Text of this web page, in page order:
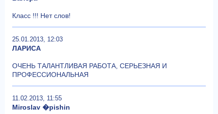
Класс !!! Нет слов!
25.01.2013, 12:03
ЛАРИСА
ОЧЕНЬ ТАЛАНТЛИВАЯ РАБОТА, СЕРЬЕЗНАЯ И
ПРОФЕССИОНАЛЬНАЯ
11.02.2013, 11:55
Miroslav �pishin